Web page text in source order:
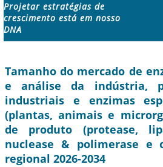
Projetar estratégias de
crescimento está em nosso
DNA
Tamanho do mercado de
e análise da indústria,
industriais e enzimas
(plantas, animais e
de produto (protease,
nuclease & polimerase e
regional 2026-2034